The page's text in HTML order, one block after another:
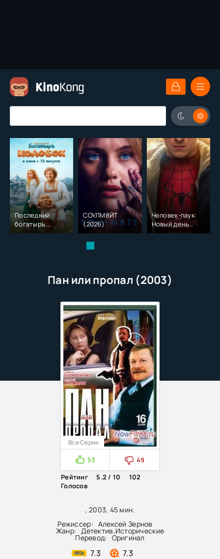
Последний
богатырь.
Колобок (2026)
СОУЛМ8ЙТ
(2026)
Человек-паук:
Новый день
(2026)
Пан или пропал (2003)
, 2003, 45 мин.
Режиссер: Алексей Зернов
Жанр: Детектив,Исторические
Перевод: Оригинал
7.3 7.3
Все Серии
53
49
Рейтинг
5.2 / 10
102
Голосов